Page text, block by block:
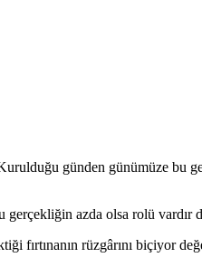
günden günümüze bu
gerçekliğin azda olsa rolü vardır
fırtınanın rüzgârını biçiyor